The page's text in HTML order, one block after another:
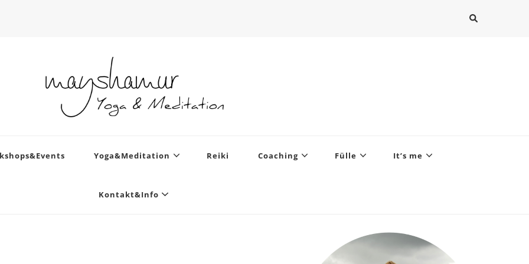
Yoga&Meditation Reiki Coaching Fülle It’s me
Kontakt&Info